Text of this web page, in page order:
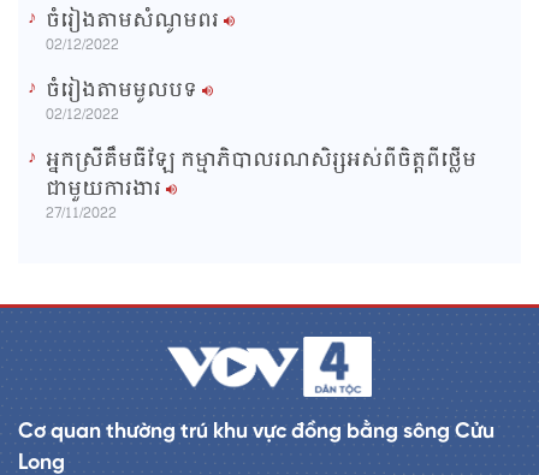
ចំរៀងតាមសំណូមពរ
02/12/2022
ចំរៀងតាមមូលបទ
02/12/2022
អ្នកស្រីគឹមធីឡែ កម្មាភិបាលរណសិរ្សអស់ពីចិត្តពីថ្លើម
ជាមួយការងារ
27/11/2022
Cơ quan thường trú khu vực đồng bằng sông Cửu
Long